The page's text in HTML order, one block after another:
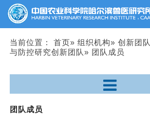
当前位置： 首页» 组织机构» 创新团队
与防控研究创新团队» 团队成员
团队成员